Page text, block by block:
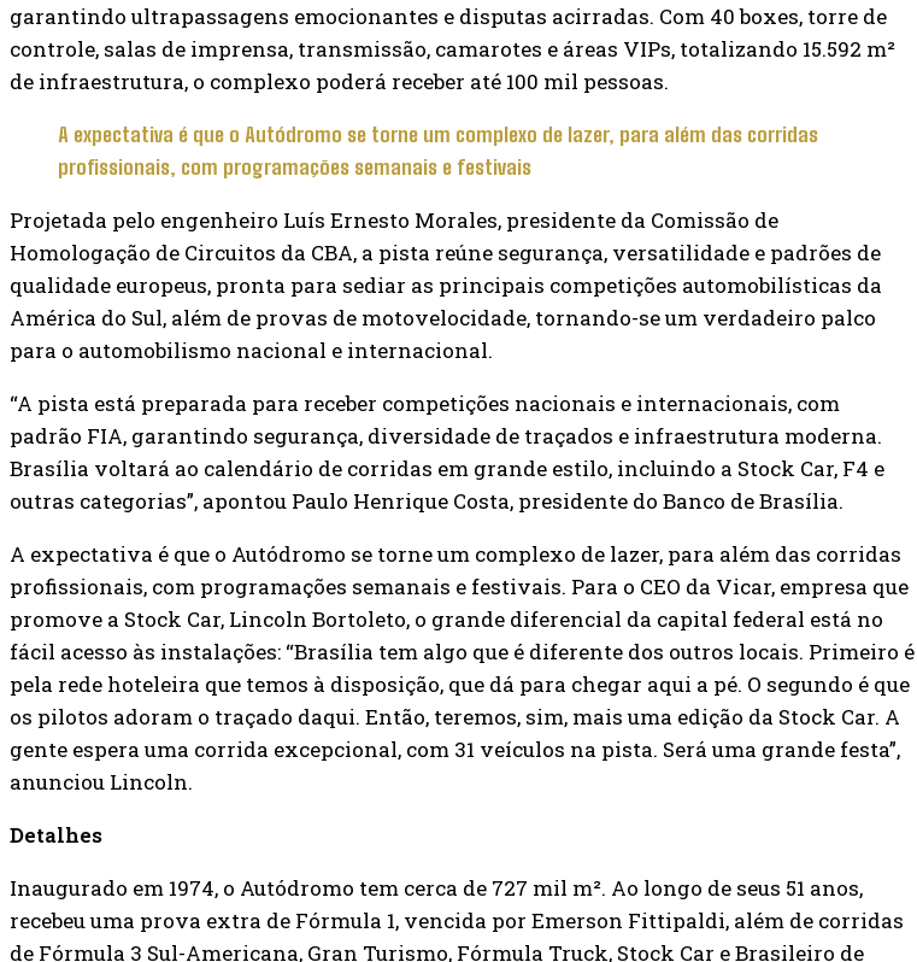
garantindo ultrapassagens emocionantes e disputas acirradas. Com 40 boxes, torre de
controle, salas de imprensa, transmissão, camarotes e áreas VIPs, totalizando 15.592 m²
de infraestrutura, o complexo poderá receber até 100 mil pessoas.
A expectativa é que o Autódromo se torne um complexo de lazer, para além das corridas
profissionais, com programações semanais e festivais
Projetada pelo engenheiro Luís Ernesto Morales, presidente da Comissão de
Homologação de Circuitos da CBA, a pista reúne segurança, versatilidade e padrões de
qualidade europeus, pronta para sediar as principais competições automobilísticas da
América do Sul, além de provas de motovelocidade, tornando-se um verdadeiro palco
para o automobilismo nacional e internacional.
“A pista está preparada para receber competições nacionais e internacionais, com
padrão FIA, garantindo segurança, diversidade de traçados e infraestrutura moderna.
Brasília voltará ao calendário de corridas em grande estilo, incluindo a Stock Car, F4 e
outras categorias”, apontou Paulo Henrique Costa, presidente do Banco de Brasília.
A expectativa é que o Autódromo se torne um complexo de lazer, para além das corridas
profissionais, com programações semanais e festivais. Para o CEO da Vicar, empresa que
promove a Stock Car, Lincoln Bortoleto, o grande diferencial da capital federal está no
fácil acesso às instalações: “Brasília tem algo que é diferente dos outros locais. Primeiro é
pela rede hoteleira que temos à disposição, que dá para chegar aqui a pé. O segundo é que
os pilotos adoram o traçado daqui. Então, teremos, sim, mais uma edição da Stock Car. A
gente espera uma corrida excepcional, com 31 veículos na pista. Será uma grande festa”,
anunciou Lincoln.
Detalhes
Inaugurado em 1974, o Autódromo tem cerca de 727 mil m². Ao longo de seus 51 anos,
recebeu uma prova extra de Fórmula 1, vencida por Emerson Fittipaldi, além de corridas
de Fórmula 3 Sul-Americana, Gran Turismo, Fórmula Truck, Stock Car e Brasileiro de